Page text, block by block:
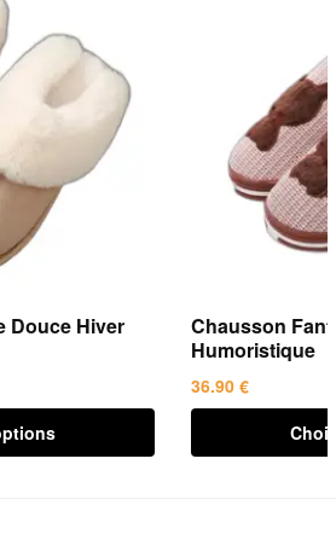
Douce Hiver
Chausson
Humoristique
36.90 €
produit